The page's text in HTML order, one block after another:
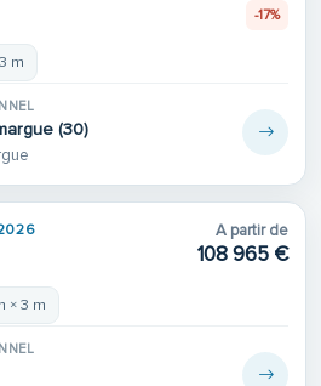
-17%
m
(30)
A partir de
108 965 €
× 3 m